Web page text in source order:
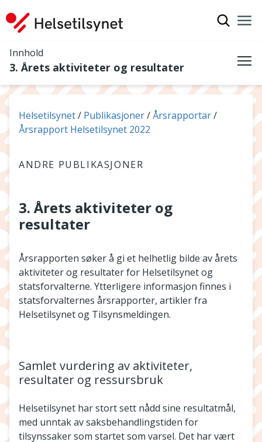
Innhold
3. Årets aktiviteter og resultater
Du er her:
Helsetilsynet Publikasjoner
Årsrapportar
Årsrapport Helsetilsynet 2022
ANDRE PUBLIKASJONER
3. Årets aktiviteter og
resultater
Årsrapporten søker å gi et helhetlig bilde av årets
aktiviteter og resultater for Helsetilsynet og
statsforvalterne. Ytterligere informasjon finnes i
statsforvalternes årsrapporter, artikler fra
Helsetilsynet og Tilsynsmeldingen.
Samlet vurdering av aktiviteter,
resultater og ressursbruk
Helsetilsynet har stort sett nådd sine resultatmål,
med unntak av saksbehandlingstiden for
tilsynssaker som startet som varsel. Det har vært